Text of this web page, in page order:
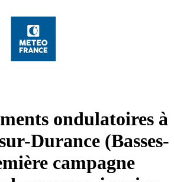
ondulatoires à
Durance (Basses-
campagne